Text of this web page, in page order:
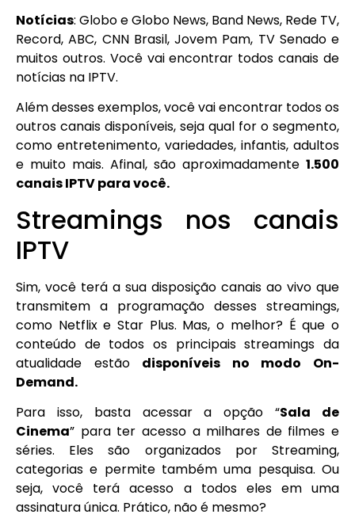
Notícias: Globo e Globo News, Band News, Rede TV,
Record, ABC, CNN Brasil, Jovem Pam, TV Senado e
muitos outros. Você vai encontrar todos canais de
notícias na IPTV.
Além desses exemplos, você vai encontrar todos os
outros canais disponíveis, seja qual for o segmento,
como entretenimento, variedades, infantis, adultos
e muito mais. Afinal, são aproximadamente 1.500
canais IPTV para você.
Streamings nos canais
IPTV
Sim, você terá a sua disposição canais ao vivo que
transmitem a programação desses streamings,
como Netflix e Star Plus. Mas, o melhor? É que o
conteúdo de todos os principais streamings da
atualidade estão disponíveis no modo On-
Demand.
Para isso, basta acessar a opção “Sala de
Cinema” para ter acesso a milhares de filmes e
séries. Eles são organizados por Streaming,
categorias e permite também uma pesquisa. Ou
seja, você terá acesso a todos eles em uma
assinatura única. Prático, não é mesmo?